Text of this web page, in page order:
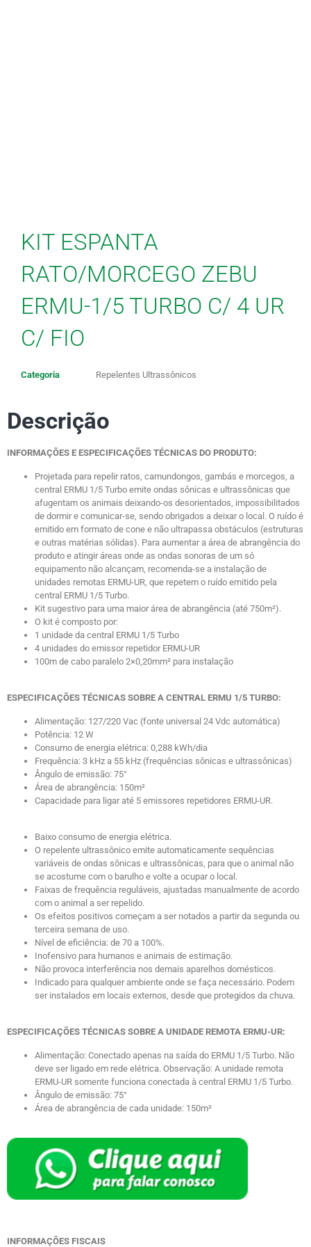
KIT ESPANTA
RATO/MORCEGO ZEBU
ERMU-1/5 TURBO C/ 4 UR
C/ FIO
Categoria Repelentes Ultrassônicos
Descrição
INFORMAÇÕES E ESPECIFICAÇÕES TÉCNICAS DO PRODUTO:
Projetada para repelir ratos, camundongos, gambás e morcegos, a
central ERMU 1/5 Turbo emite ondas sônicas e ultrassônicas que
afugentam os animais deixando-os desorientados, impossibilitados
de dormir e comunicar-se, sendo obrigados a deixar o local. O ruído é
emitido em formato de cone e não ultrapassa obstáculos (estruturas
e outras matérias sólidas). Para aumentar a área de abrangência do
produto e atingir áreas onde as ondas sonoras de um só
equipamento não alcançam, recomenda-se a instalação de
unidades remotas ERMU-UR, que repetem o ruído emitido pela
central ERMU 1/5 Turbo.
Kit sugestivo para uma maior área de abrangência (até 750m²).
O kit é composto por:
1 unidade da central ERMU 1/5 Turbo
4 unidades do emissor repetidor ERMU-UR
100m de cabo paralelo 2×0,20mm² para instalação
ESPECIFICAÇÕES TÉCNICAS SOBRE A CENTRAL ERMU 1/5 TURBO:
Alimentação: 127/220 Vac (fonte universal 24 Vdc automática)
Potência: 12 W
Consumo de energia elétrica: 0,288 kWh/dia
Frequência: 3 kHz a 55 kHz (frequências sônicas e ultrassônicas)
Ângulo de emissão: 75°
Área de abrangência: 150m²
Capacidade para ligar até 5 emissores repetidores ERMU-UR.
Baixo consumo de energia elétrica.
O repelente ultrassônico emite automaticamente sequências
variáveis de ondas sônicas e ultrassônicas, para que o animal não
se acostume com o barulho e volte a ocupar o local.
Faixas de frequência reguláveis, ajustadas manualmente de acordo
com o animal a ser repelido.
Os efeitos positivos começam a ser notados a partir da segunda ou
terceira semana de uso.
Nível de eficiência: de 70 a 100%.
Inofensivo para humanos e animais de estimação.
Não provoca interferência nos demais aparelhos domésticos.
Indicado para qualquer ambiente onde se faça necessário. Podem
ser instalados em locais externos, desde que protegidos da chuva.
ESPECIFICAÇÕES TÉCNICAS SOBRE A UNIDADE REMOTA ERMU-UR:
Alimentação: Conectado apenas na saída do ERMU 1/5 Turbo. Não
deve ser ligado em rede elétrica. Observação: A unidade remota
ERMU-UR somente funciona conectada à central ERMU 1/5 Turbo.
Ângulo de emissão: 75°
Área de abrangência de cada unidade: 150m²
INFORMAÇÕES FISCAIS